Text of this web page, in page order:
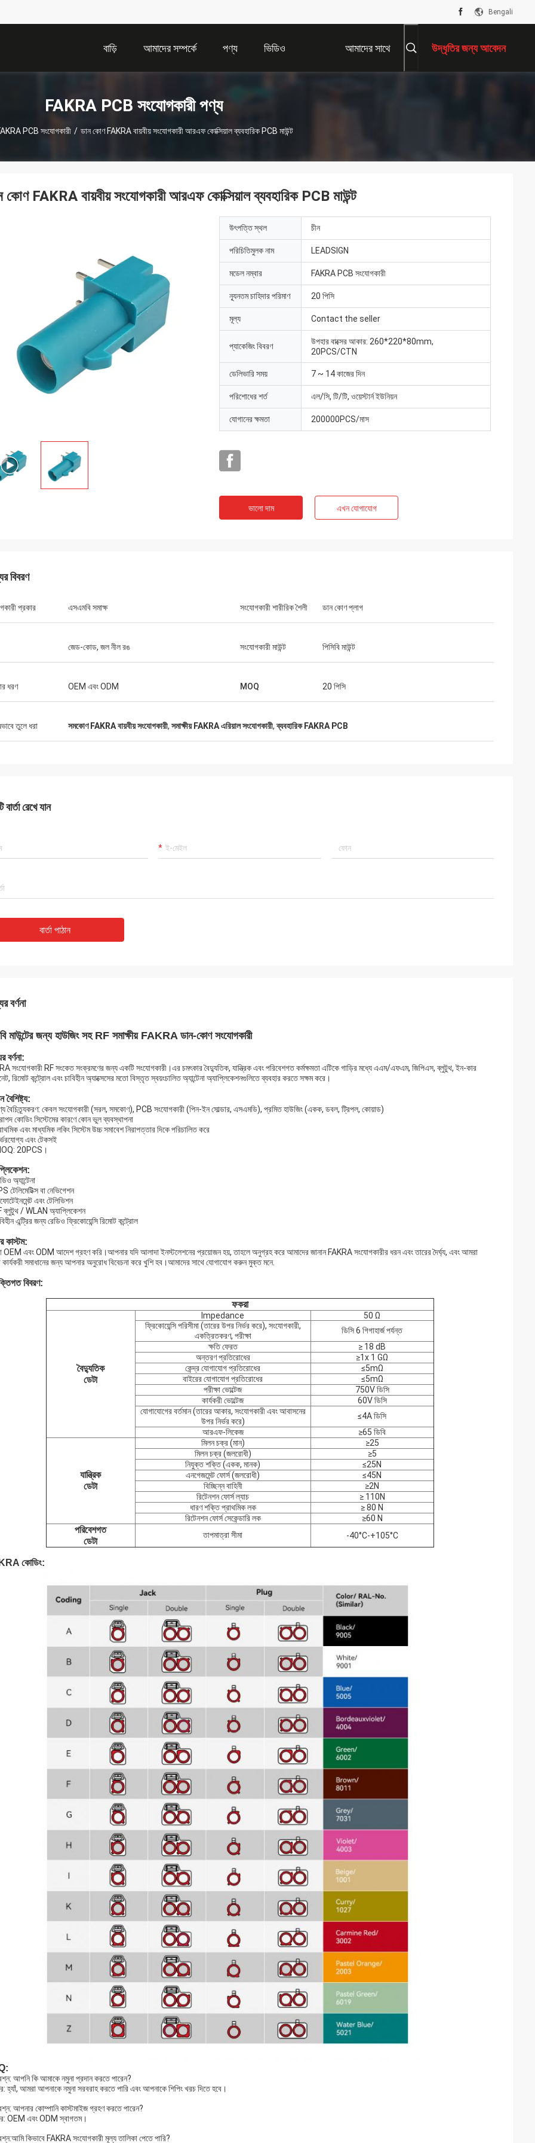
Bengali
বাড়ি আমাদের সম্পর্কে পণ্য ভিডিও আমাদের সাথে উদ্ধৃতির জন্য আবেদন
FAKRA PCB সংযোগকারী পণ্য
PCB সংযোগকারী / ডান কোণ FAKRA বায়বীয় সংযোগকারী আরএফ কোক্সিয়াল ব্যবহারিক PCB মাউন্ট
কোণ FAKRA বায়বীয় সংযোগকারী আরএফ কোক্সিয়াল ব্যবহারিক PCB মাউন্ট
উৎপত্তি স্থল চীন
পরিচিতিমুলক নাম LEADSIGN
মডেল নম্বার FAKRA PCB সংযোগকারী
ন্যূনতম চাহিদার পরিমাণ 20 পিসি
মূল্য Contact the seller
প্যাকেজিং বিবরণ
উপহার বাক্সের আকার: 260*220*80mm,
20PCS/CTN
ডেলিভারি সময় 7 ~ 14 কাজের দিন
পরিশোধের শর্ত এল/সি, টি/টি, ওয়েস্টার্ন ইউনিয়ন
যোগানের ক্ষমতা 200000PCS/মাস
ভালো দাম এখন যোগাযোগ
বিবরণ
প্রকার এসএমবি সমাক্ষ সংযোগকারী শারীরিক শৈলী ডান কোণ প্লাগ
জেড-কোড, জল নীল রঙ সংযোগকারী মাউন্ট পিসিবি মাউন্ট
ধরণ OEM এবং ODM MOQ 20 পিসি
তুলে ধরা সমকোণ FAKRA বায়বীয় সংযোগকারী, সমাক্ষীয় FAKRA এরিয়াল সংযোগকারী,ব্যবহারিক FAKRA PCB
বার্তা রেখে যান
বার্তা পাঠান
বর্ণনা
মাউন্টের জন্য হাউজিং সহ RF সমাক্ষীয় FAKRA ডান-কোণ সংযোগকারী
বর্ণনা:
সংযোগকারী RF সংকেত সংক্রমণের জন্য একটি সংযোগকারী।এর চমৎকার বৈদ্যুতিক, যান্ত্রিক এবং পরিবেশগত কর্মক্ষমতা এটিকে গাড়ির মধ্যে এএম/এফএম, জিপিএস, ব্লুটুথ, ইন-কার
রিমোট কন্ট্রোল এবং চাবিহীন অ্যাক্সেসের মতো বিস্তৃত স্বয়ংচালিত অ্যান্টেনা অ্যাপ্লিকেশনগুলিতে ব্যবহার করতে সক্ষম করে।
বৈশিষ্ট্য:
বৈচিত্র্যকরণ: কেবল সংযোগকারী (সরল, সমকোণ), PCB সংযোগকারী (পিন-ইন সোল্ডার, এসএমডি), প্রমিত হাউজিং (একক, ডবল, ট্রিপল, কোয়াড)
কোডিং সিস্টেমের কারণে কোন ভুল ব্যবস্থাপনা
এবং মাধ্যমিক লকিং সিস্টেম উচ্চ সমাবেশ নিরাপত্তার দিকে পরিচালিত করে
এবং টেকসই
20PCS।
অ্যান্টেনা
টেলিমেটিক্স বা নেভিগেশন
এবং টেলিভিশন
ব্লুটুথ / WLAN অ্যাপ্লিকেশন
এন্ট্রির জন্য রেডিও ফ্রিকোয়েন্সি রিমোট কন্ট্রোল
কাস্টম:
OEM এবং ODM আদেশ গ্রহণ করি।আপনার যদি আলাদা ইনস্টলেশনের প্রয়োজন হয়, তাহলে অনুগ্রহ করে আমাদের জানান FAKRA সংযোগকারীর ধরন এবং তারের দৈর্ঘ্য, এবং আমরা
সমাধানের জন্য আপনার অনুরোধ বিবেচনা করে খুশি হব।আমাদের সাথে যোগাযোগ করুন মুক্ত মনে.
বিবরণ:
ফকরা
বৈদ্যুতিক
ডেটা
lmpedance
50 Ω
ফ্রিকোয়েন্সি পরিসীমা (তারের উপর নির্ভর করে), সংযোগকারী,
একত্রিতকরণ, পরীক্ষা
ডিসি 6 গিগাহার্জ পর্যন্ত
ক্ষতি ফেরত
≥ 18 dB
অন্তরণ প্রতিরোধের
≥1x 1 GΩ
কেন্দ্র যোগাযোগ প্রতিরোধের
≤5mΩ
বাইরের যোগাযোগ প্রতিরোধের
≤5mΩ
পরীক্ষা ভোল্টেজ
750V ডিসি
কার্যকরী ভোল্টেজ
60V ডিসি
যোগাযোগের বর্তমান (তারের আকার, সংযোগকারী এবং আবাসনের
উপর নির্ভর করে)
≤4A ডিসি
আরএফ-লিকেজ
≥65 ডিবি
যান্ত্রিক
ডেটা
মিলন চক্র (মান)
≥25
মিলন চক্র (জলরোধী)
≥5
নিযুক্ত শক্তি (একক, মানক)
≤25N
এনগেজমেন্ট ফোর্স (জলরোধী)
≤45N
বিচ্ছিন্ন বাহিনী
≥2N
রিটেনশন ফোর্স ল্যাচ
≥ 110N
ধারণ শক্তি প্রাথমিক লক
≥ 80 N
রিটেনশন ফোর্স সেকেন্ডারি লক
≥60 N
পরিবেশগত
ডেটা
তাপমাত্রা সীমা -40°C-+105°C
কোডিং:
আপনি কি আমাকে নমুনা প্রদান করতে পারেন?
হ্যাঁ, আমরা আপনাকে নমুনা সরবরাহ করতে পারি এবং আপনাকে শিপিং খরচ দিতে হবে।
আপনার কোম্পানি কাস্টমাইজ গ্রহণ করতে পারেন?
OEM এবং ODM স্বাগতম।
আমি কিভাবে FAKRA সংযোগকারী মূল্য তালিকা পেতে পারি?